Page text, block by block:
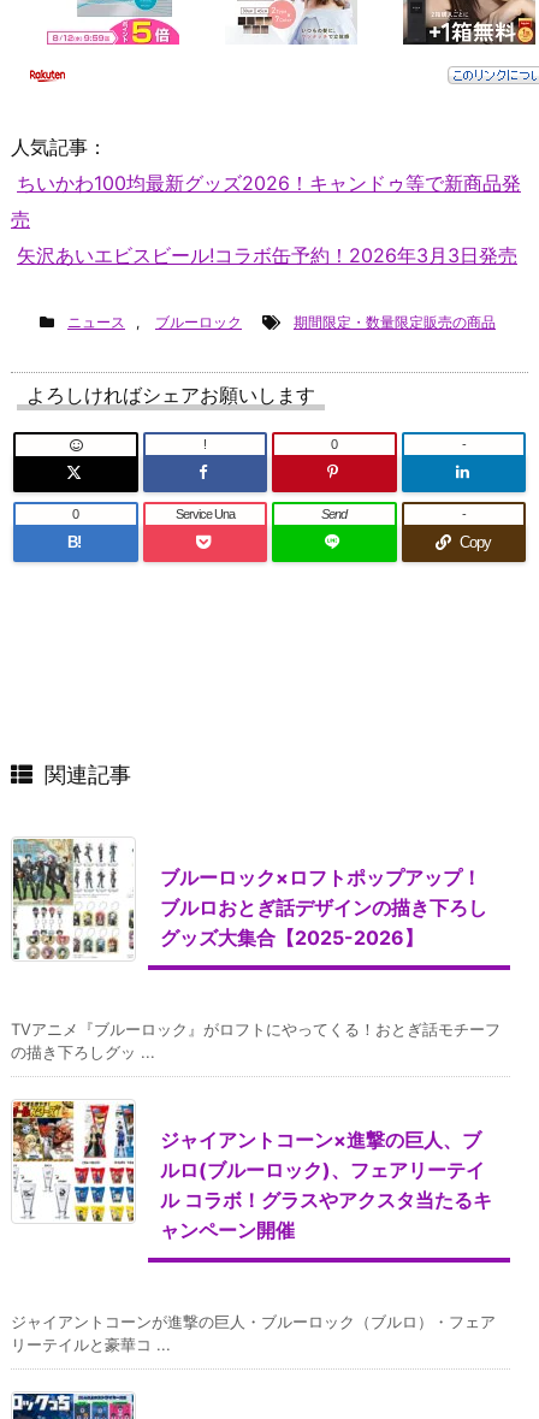
人気記事：
ちいかわ100均最新グッズ2026！キャンドゥ等で新商品発
売
矢沢あいエビスビール!コラボ缶予約！2026年3月3日発売
ニュース , ブルーロック 期間限定・数量限定販売の商品
よろしければシェアお願いします
! 0 -
B!
0 Service Una Send
Copy
-
関連記事
ブルーロック×ロフトポップアップ！
ブルロおとぎ話デザインの描き下ろし
グッズ大集合【2025-2026】
TVアニメ『ブルーロック』がロフトにやってくる！おとぎ話モチーフ
の描き下ろしグッ ...
ジャイアントコーン×進撃の巨人、ブ
ルロ(ブルーロック)、フェアリーテイ
ル コラボ！グラスやアクスタ当たるキ
ャンペーン開催
ジャイアントコーンが進撃の巨人・ブルーロック（ブルロ）・フェア
リーテイルと豪華コ ...